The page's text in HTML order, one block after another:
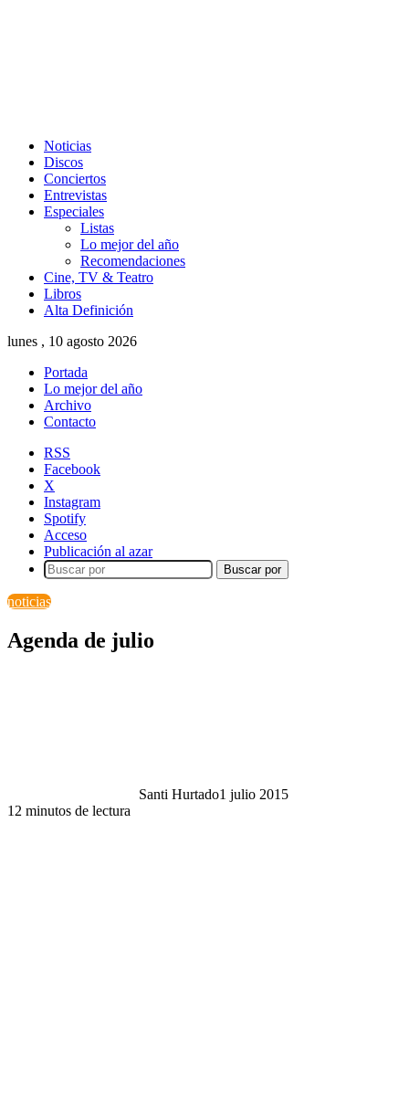
Noticias
Discos
Conciertos
Entrevistas
Especiales
Listas
Lo mejor del año
Recomendaciones
Cine, TV & Teatro
Libros
Alta Definición
lunes , 10 agosto 2026
Portada
Lo mejor del año
Archivo
Contacto
RSS
Facebook
X
Instagram
Spotify
Acceso
Publicación al azar
Buscar por
noticias
Agenda de julio
Santi Hurtado1 julio 2015
12 minutos de lectura